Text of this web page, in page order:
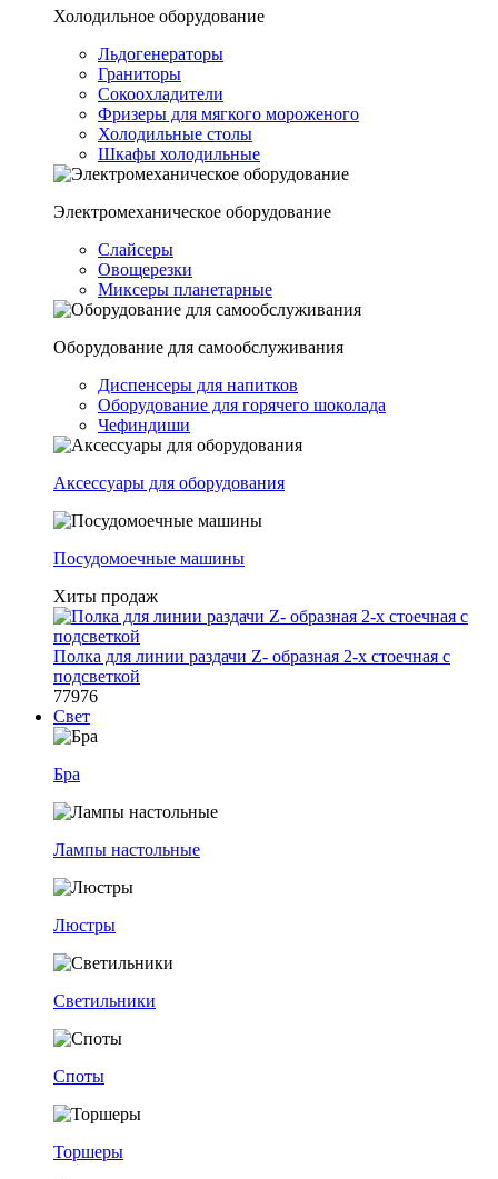
Холодильное оборудование
Льдогенераторы
Граниторы
Сокоохладители
Фризеры для мягкого мороженого
Холодильные столы
Шкафы холодильные
Электромеханическое оборудование
Слайсеры
Овощерезки
Миксеры планетарные
Оборудование для самообслуживания
Диспенсеры для напитков
Оборудование для горячего шоколада
Чефиндиши
Аксессуары для оборудования
Посудомоечные машины
Хиты продаж
Полка для линии раздачи Z- образная 2-х стоечная с
подсветкой
77976
Свет
Бра
Лампы настольные
Люстры
Светильники
Споты
Торшеры